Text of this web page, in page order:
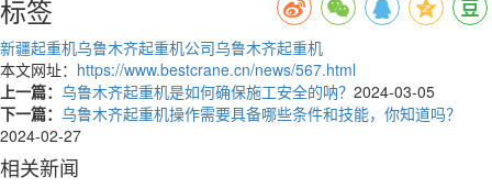
标签
新疆起重机乌鲁木齐起重机公司乌鲁木齐起重机
本文网址： https://www.bestcrane.cn/news/567.html
上一篇： 乌鲁木齐起重机是如何确保施工安全的呐？ 2024-03-05
下一篇： 乌鲁木齐起重机操作需要具备哪些条件和技能，你知道吗？
2024-02-27
相关新闻